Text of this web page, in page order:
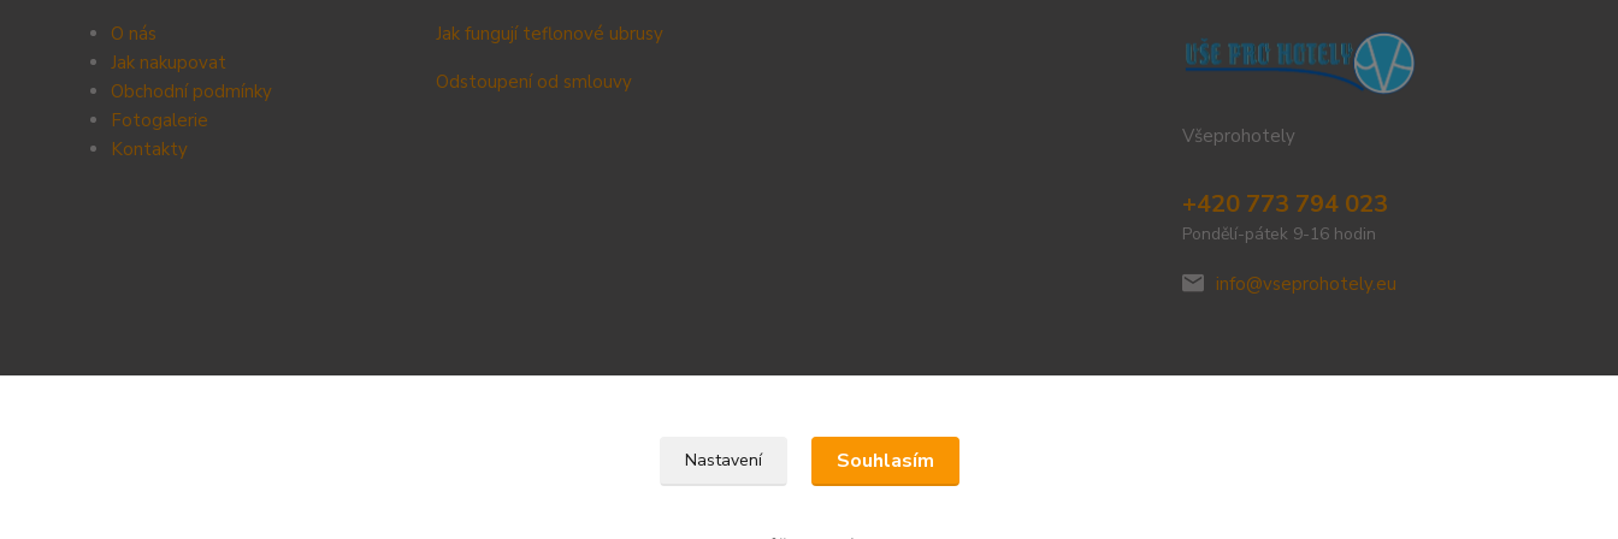
O nás
Jak nakupovat
Obchodní podmínky
Fotogalerie
Kontakty
Jak fungují teflonové ubrusy
Odstoupení od smlouvy
Všeprohotely
+420 773 794 023
Pondělí-pátek 9-16 hodin
info@vseprohotely.eu
Upravit sběr cookies.
Nastavení Souhlasím